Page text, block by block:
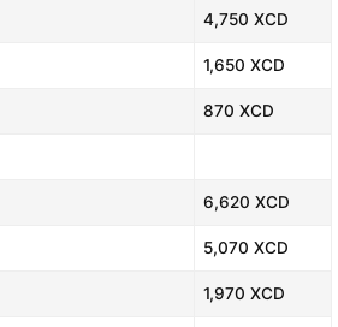
4,750 XCD
1,650 XCD
870 XCD
6,620 XCD
5,070 XCD
1,970 XCD